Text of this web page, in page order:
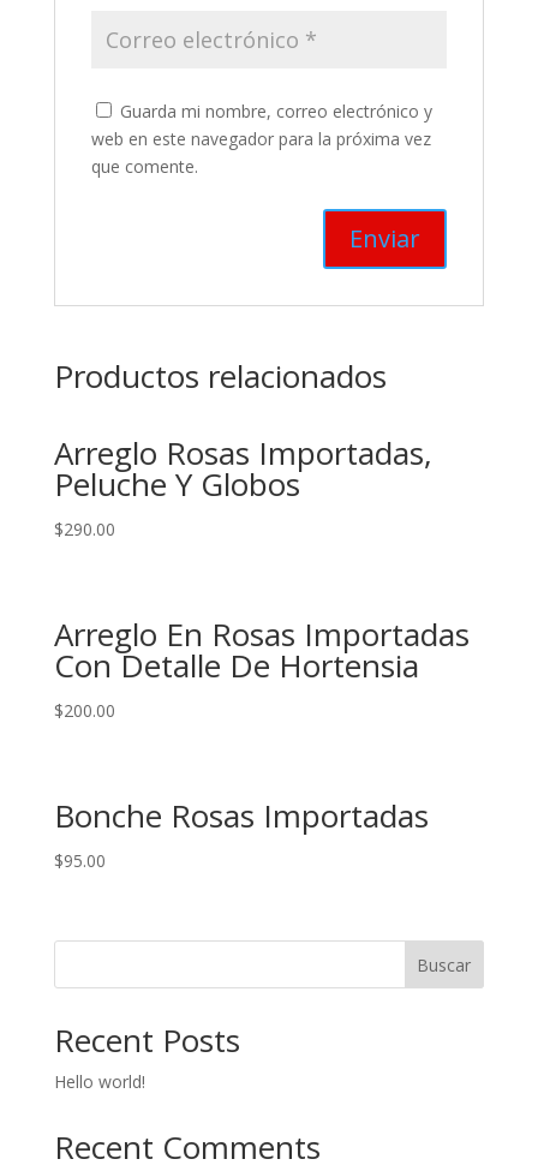
Guarda mi nombre, correo electrónico y
web en este navegador para la próxima vez
que comente.
Productos relacionados
Arreglo Rosas Importadas,
Peluche Y Globos
$290.00
Arreglo En Rosas Importadas
Con Detalle De Hortensia
$200.00
Bonche Rosas Importadas
$95.00
Buscar
Recent Posts
Hello world!
Recent Comments